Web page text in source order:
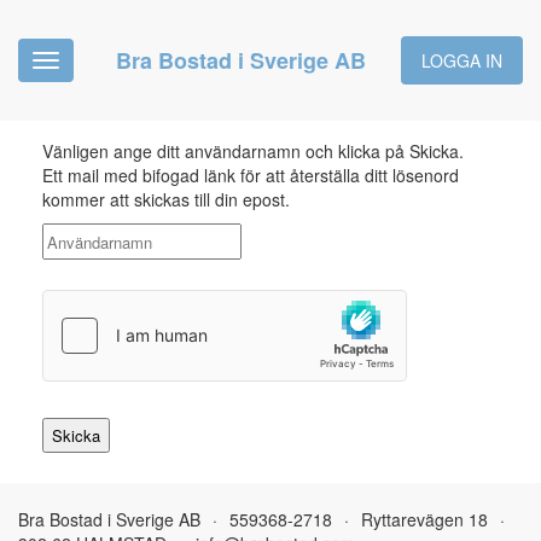
Toggle
navigation
Bra Bostad i Sverige AB LOGGA IN
Vänligen ange ditt användarnamn och klicka på Skicka.
Ett mail med bifogad länk för att återställa ditt lösenord
kommer att skickas till din epost.
Bra Bostad i Sverige AB · 559368-2718 · Ryttarevägen 18 ·